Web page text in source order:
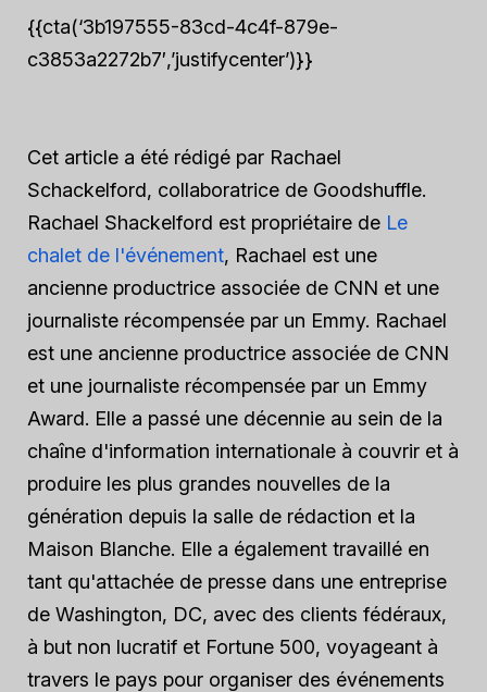
{{cta(‘3b197555-83cd-4c4f-879e-
c3853a2272b7′,’justifycenter’)}}
Cet article a été rédigé par Rachael
Schackelford, collaboratrice de Goodshuffle.
Rachael Shackelford est propriétaire de Le
chalet de l'événement, Rachael est une
ancienne productrice associée de CNN et une
journaliste récompensée par un Emmy. Rachael
est une ancienne productrice associée de CNN
et une journaliste récompensée par un Emmy
Award. Elle a passé une décennie au sein de la
chaîne d'information internationale à couvrir et à
produire les plus grandes nouvelles de la
génération depuis la salle de rédaction et la
Maison Blanche. Elle a également travaillé en
tant qu'attachée de presse dans une entreprise
de Washington, DC, avec des clients fédéraux,
à but non lucratif et Fortune 500, voyageant à
travers le pays pour organiser des événements